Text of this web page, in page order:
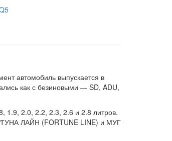
автомобиль выпускается в
как с безиновыми — SD, ADU,
1.9, 2.0, 2.2, 2.3, 2.6 и 2.8 литров.
ЛАЙН (FORTUNE LINE) и МУГ